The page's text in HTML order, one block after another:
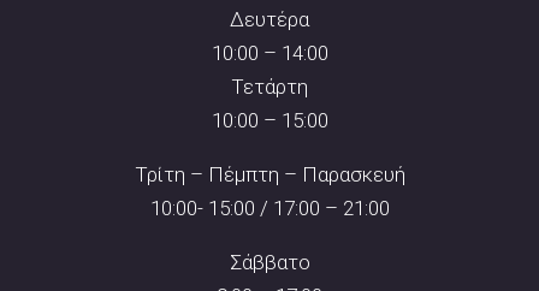
Δευτέρα
10:00 – 14:00
Τετάρτη
10:00 – 15:00
Τρίτη – Πέμπτη – Παρασκευή
10:00- 15:00 / 17:00 – 21:00
Σάββατο